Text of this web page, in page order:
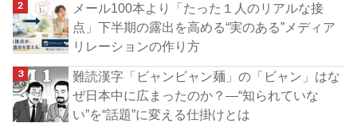
メール100本より「たった１人のリアルな接
点」下半期の露出を高める“実のある”メディア
リレーションの作り方
難読漢字「ビャンビャン麺」の「ビャン」はな
ぜ日本中に広まったのか？―“知られていな
い”を“話題”に変える仕掛けとは